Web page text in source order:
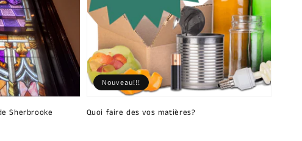
Sherbrooke Quoi faire des vos matières?
Nouveau!!!